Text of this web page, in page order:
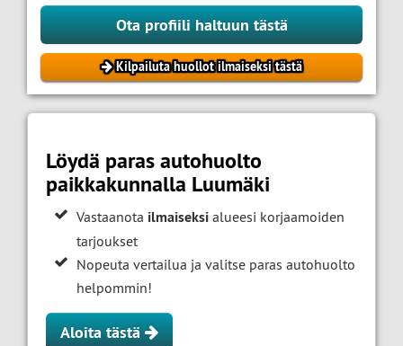
Ota profiili haltuun tästä
Kilpailuta huollot ilmaiseksi tästä
Löydä paras autohuolto
paikkakunnalla Luumäki
Vastaanota ilmaiseksi alueesi korjaamoiden
tarjoukset
Nopeuta vertailua ja valitse paras autohuolto
helpommin!
Aloita tästä